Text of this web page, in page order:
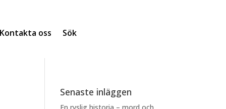
oss Sök
Senaste inläggen